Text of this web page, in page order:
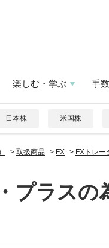
楽しむ・学ぶ 手
日本株 米国株
> 取扱商品 > FX > FXトレー
プラスの